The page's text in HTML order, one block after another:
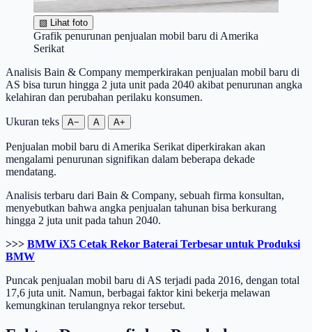
▧ Lihat foto
Grafik penurunan penjualan mobil baru di Amerika
Serikat
Analisis Bain & Company memperkirakan penjualan mobil baru di
AS bisa turun hingga 2 juta unit pada 2040 akibat penurunan angka
kelahiran dan perubahan perilaku konsumen.
Ukuran teks A− A A+
Penjualan mobil baru di Amerika Serikat diperkirakan akan
mengalami penurunan signifikan dalam beberapa dekade
mendatang.
Analisis terbaru dari Bain & Company, sebuah firma konsultan,
menyebutkan bahwa angka penjualan tahunan bisa berkurang
hingga 2 juta unit pada tahun 2040.
>>> BMW iX5 Cetak Rekor Baterai Terbesar untuk Produksi
BMW
Puncak penjualan mobil baru di AS terjadi pada 2016, dengan total
17,6 juta unit. Namun, berbagai faktor kini bekerja melawan
kemungkinan terulangnya rekor tersebut.